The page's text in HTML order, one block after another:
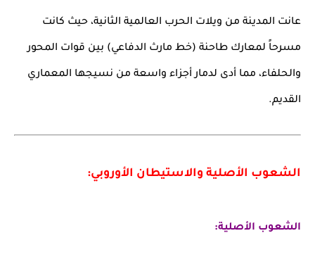
عانت المدينة من ويلات الحرب العالمية الثانية، حيث كانت
مسرحاً لمعارك طاحنة (خط مارث الدفاعي) بين قوات المحور
والحلفاء، مما أدى لدمار أجزاء واسعة من نسيجها المعماري
القديم.
الشعوب الأصلية والاستيطان الأوروبي:
الشعوب الأصلية: